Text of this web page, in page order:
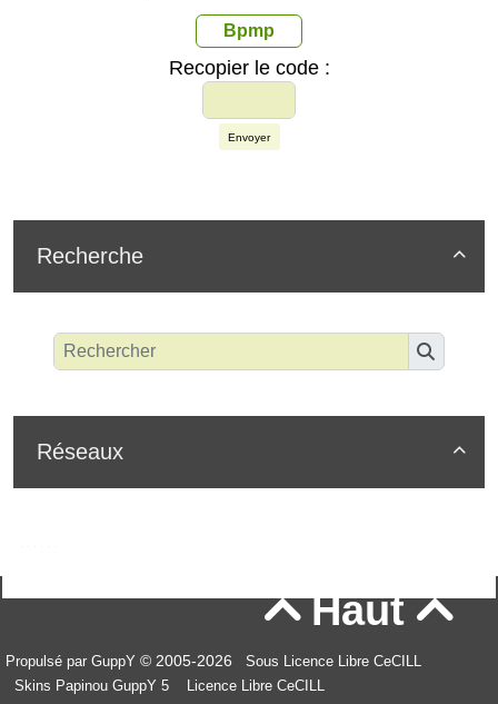
Bpmp
Recopier le code :
Envoyer

Recherche

Réseaux
Haut
Propulsé par GuppY © 2005-2026
Sous Licence Libre CeCILL
Skins Papinou GuppY 5
Licence Libre CeCILL